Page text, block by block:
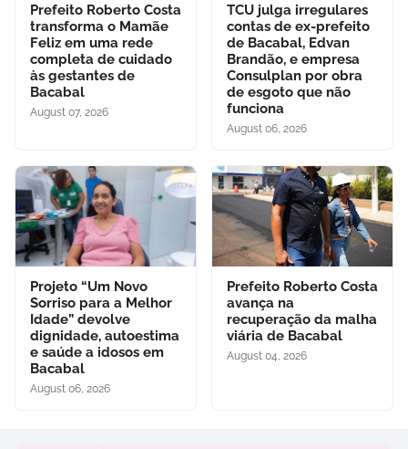
Prefeito Roberto Costa
transforma o Mamãe
Feliz em uma rede
completa de cuidado
às gestantes de
Bacabal
August 07, 2026
TCU julga irregulares
contas de ex-prefeito
de Bacabal, Edvan
Brandão, e empresa
Consulplan por obra
de esgoto que não
funciona
August 06, 2026
Projeto “Um Novo
Sorriso para a Melhor
Idade” devolve
dignidade, autoestima
e saúde a idosos em
Bacabal
August 06, 2026
Prefeito Roberto Costa
avança na
recuperação da malha
viária de Bacabal
August 04, 2026